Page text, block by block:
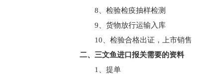
8、检验检疫抽样检测
9、货物放行运输入库
10、检验合格出证，上市销售
二、三文鱼进口报关需要的资料
1、提单